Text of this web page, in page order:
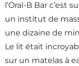
l’Oral-B Bar c’est
un institut de
une dizaine de
Le lit était
sur un matelas à